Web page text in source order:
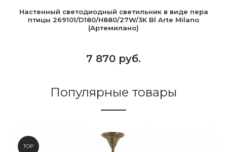
Настенный светодиодный светильник в виде пера
птицы 269101/D180/H880/27W/3K Bl Arte Milano
(Артемилано)
7 870 руб.
Популярные товары
TOP